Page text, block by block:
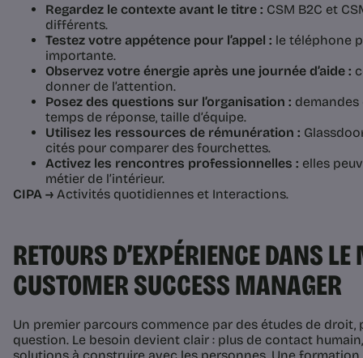
Regardez le contexte avant le titre : CSM B2C et
différents.
Testez votre appétence pour l’appel : le téléphone
importante.
Observez votre énergie après une journée d’aide :
donner de l’attention.
Posez des questions sur l’organisation :
temps de réponse, taille d’équipe.
Utilisez les ressources de rémunération :
cités pour comparer des fourchettes.
Activez les rencontres professionnelles : elles
métier de l’intérieur.
CIPA → Activités quotidiennes et Interactions.
RETOURS D’EXPÉRIENCE DANS LE
CUSTOMER SUCCESS MANAGER
Un premier parcours commence par des études de droit,
question. Le besoin devient clair : plus de contact
solutions à construire avec les personnes. Une